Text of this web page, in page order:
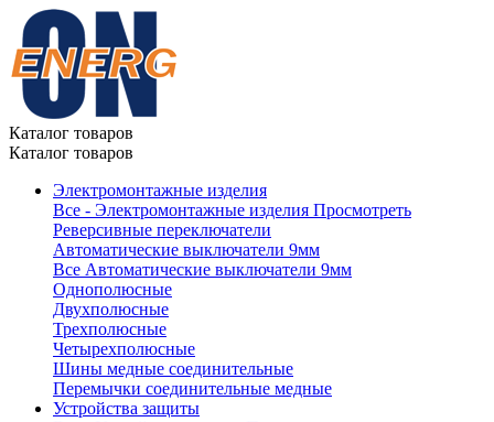
Каталог товаров
Каталог товаров
Электромонтажные изделия
Все - Электромонтажные изделия Просмотреть
Реверсивные переключатели
Автоматические выключатели 9мм
Все Автоматические выключатели 9мм
Однополюсные
Двухполюсные
Трехполюсные
Четырехполюсные
Шины медные соединительные
Перемычки соединительные медные
Устройства защиты